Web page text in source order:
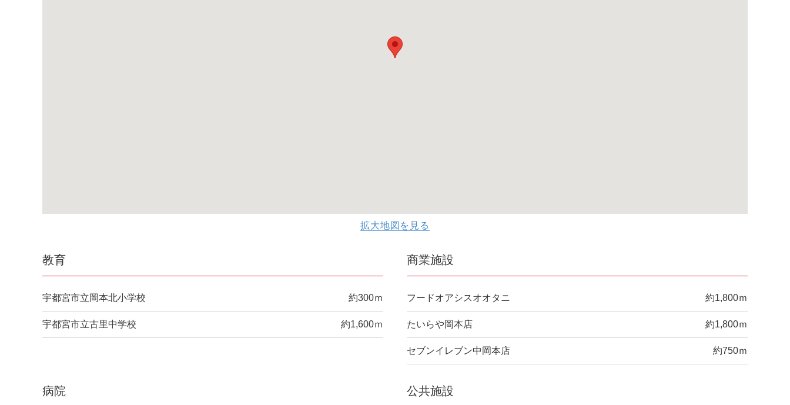
拡大地図を見る
教育
宇都宮市立岡本北小学校 約300ｍ
宇都宮市立古里中学校 約1,600ｍ
商業施設
フードオアシスオオタニ 約1,800ｍ
たいらや岡本店 約1,800ｍ
セブンイレブン中岡本店 約750ｍ
病院 公共施設